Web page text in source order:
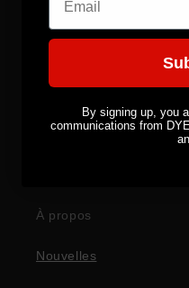
Équipement
À propos
Nouvelles
By signing up, you
communications from